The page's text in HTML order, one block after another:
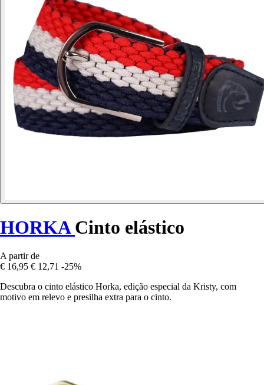
HORKACinto elástico
A partir de
€ 16,95 € 12,71 -25%
Descubra o cinto elástico Horka, edição especial da Kristy, com
motivo em relevo e presilha extra para o cinto.